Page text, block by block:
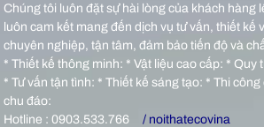
Chúng tôi luôn đặt sự hài lòng của khách hàng
luôn cam kết mang đến dịch vụ tư vấn, thiết kế
chuyên nghiệp, tận tâm, đảm bảo tiến độ và
* Thiết kế thông minh: * Vật liệu cao cấp: * Quy
* Tư vấn tận tình: * Thiết kế sáng tạo: * Thi
chu đáo:
Hotline : 0903.533.766
/ noithatecovina